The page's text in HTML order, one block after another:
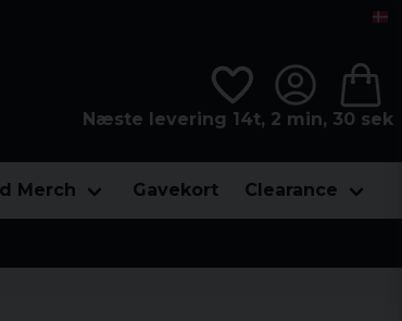
Næste levering 14t, 2 min, 29 sek
Merch Gavekort Clearance